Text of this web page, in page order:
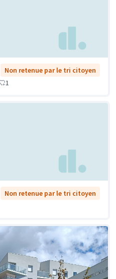
Non retenue par le tri citoyen
1
Non retenue par le tri citoyen